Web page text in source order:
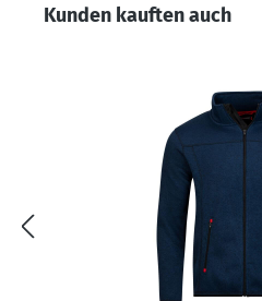
Produktgalerie überspringen
Kunden kauften auch